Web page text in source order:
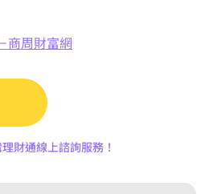
商周財富網
財通線上諮詢服務！